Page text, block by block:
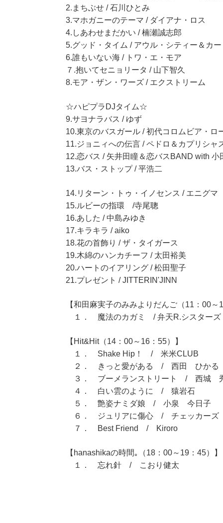
2.まちぶせ / 石川ひとみ
3.マホガニーのテーマ / ダイアナ・ロス
4.しあわせまだかい / 楠瀬誠志郎
5.グッド・タイム / アウル・シティー＆カ
6.誰もいない海 / トワ・エ・モア
７.抱いてセニョリータ / 山下智久
8.モア・ザン・ワーズ / エクストリーム
☆ハピプラDJタイム☆
9.サヨナラバス / ゆず
10.東京のバスガール / 初代コロムビア・ロ
11.ジョニィへの伝言 / ペドロ＆カプリシャ
12.恋バス / 矢井田瞳＆恋バスBAND with 小
13.バス・ストップ / 平浩二
14.リターン・トゥ・イノセンス / エニグマ
15.ルビーの指環 /寺尾聰
16.あした / 中島みゆき
17.キラキラ / aiko
18.花の首飾り / ザ・タイガース
19.木綿のハンカチーフ / 太田裕美
20.ハートのイアリング / 松田聖子
21.プレゼント / JITTERIN'JINN
【和田麻実子のみみよりだんご（11：00～
１． 魔法のカガミ / 弁天R.シスターズ
【Hit&Hit（14：00～16：55）】
１． Shake Hip！ / 米米CLUB
２． きっと愛がある / 西田 ひかる
３． ブーメランストリート / 西城
４． 白い雲のように / 猿岩石
５． 艶姿ナミダ娘 / 小泉 今日子
６． ジュリアに傷心 / チェッカーズ
７． Best Friend / Kiroro
【hanashikaの時間｡（18：00～19：45）】
１． 忘れ針 / こおり健太